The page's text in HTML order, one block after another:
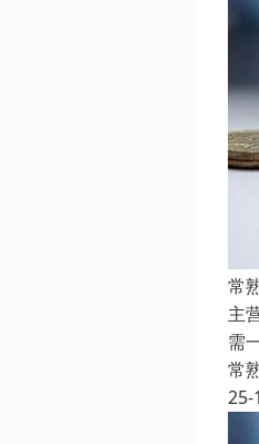
常
主
需
常
25-